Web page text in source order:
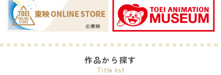
作品から探す
Title list